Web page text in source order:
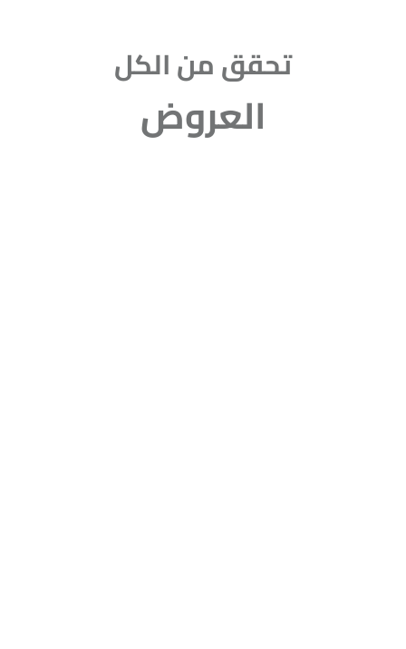
تحقق من الكل
العروض